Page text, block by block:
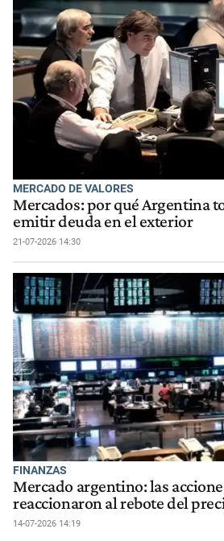
MERCADO DE VALORES
Mercados: por qué Argentina
emitir deuda en el exterior
21-07-2026 14:30
FINANZAS
Mercado argentino: las
reaccionaron al rebote del
14-07-2026 14:19